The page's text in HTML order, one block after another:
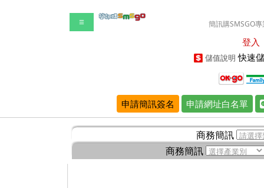
☰ 簡訊購SMSGO
登入
儲值說明 快速
申請簡訊簽名 申請網址白名單
商務簡訊
商務簡訊